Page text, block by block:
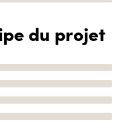
du projet